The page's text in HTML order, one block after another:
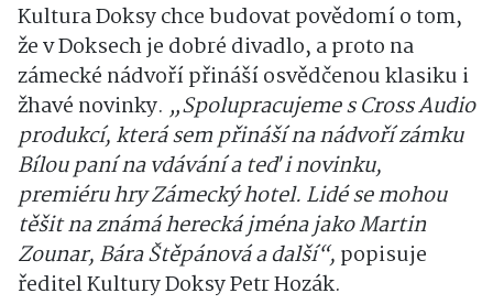
Kultura Doksy chce budovat povědomí o tom,
že v Doksech je dobré divadlo, a proto na
zámecké nádvoří přináší osvědčenou klasiku i
žhavé novinky. „Spolupracujeme s Cross Audio
produkcí, která sem přináší na nádvoří zámku
Bílou paní na vdávání a teď i novinku,
premiéru hry Zámecký hotel. Lidé se mohou
těšit na známá herecká jména jako Martin
Zounar, Bára Štěpánová a další“, popisuje
ředitel Kultury Doksy Petr Hozák.